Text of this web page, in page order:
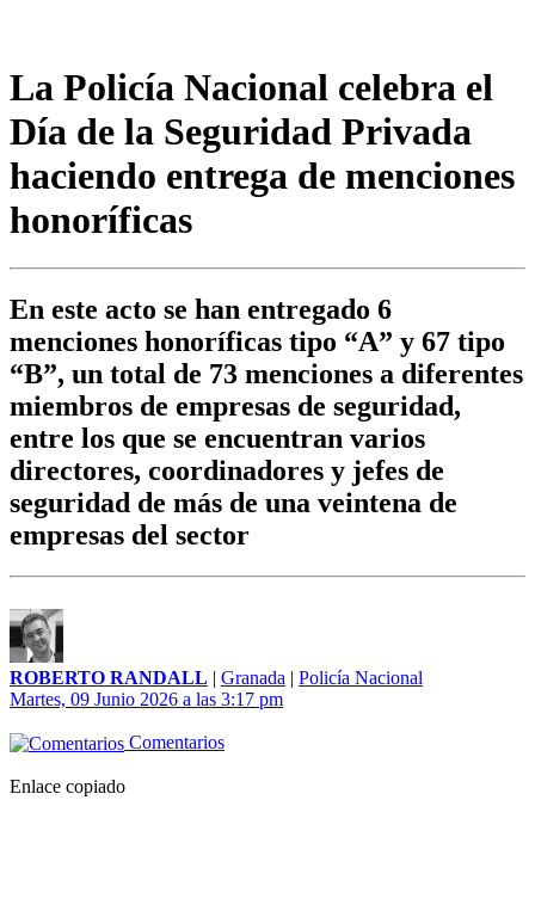
La Policía Nacional celebra el
Día de la Seguridad Privada
haciendo entrega de menciones
honoríficas
En este acto se han entregado 6
menciones honoríficas tipo “A” y 67 tipo
“B”, un total de 73 menciones a diferentes
miembros de empresas de seguridad,
entre los que se encuentran varios
directores, coordinadores y jefes de
seguridad de más de una veintena de
empresas del sector
ROBERTO RANDALL | Granada | Policía Nacional
Martes, 09 Junio 2026 a las 3:17 pm
Comentarios
Enlace copiado